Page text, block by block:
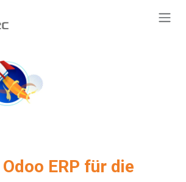
Odoo ERP für die